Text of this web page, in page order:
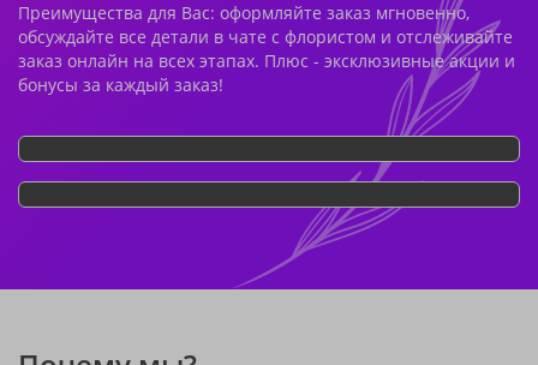
Преимущества для Вас: оформляйте заказ мгновенно,
обсуждайте все детали в чате с флористом и отслеживайте
заказ онлайн на всех этапах. Плюс - эксклюзивные акции и
бонусы за каждый заказ!